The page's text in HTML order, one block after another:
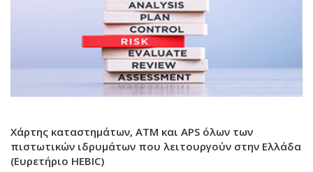
Χάρτης καταστημάτων, ATM και APS όλων των
πιστωτικών ιδρυμάτων που λειτουργούν στην Ελλάδα
(Ευρετήριο HEBIC)